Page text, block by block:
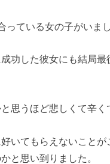
ている女の子がいまし
功した彼女にも結局
思うほど悲しくて辛く
いてもらえないこと
と思い到りました。